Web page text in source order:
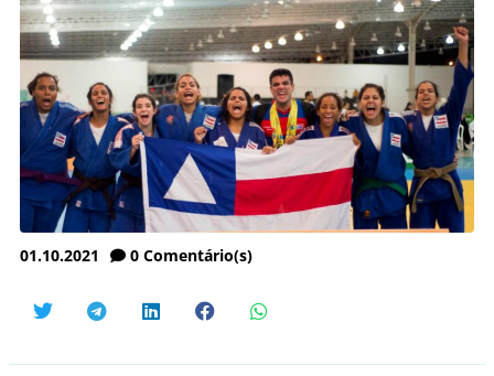
01.10.2021 0 Comentário(s)